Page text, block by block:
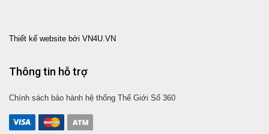
Thiết kế website bởi VN4U.VN
Thông tin hỗ trợ
Chính sách bảo hành hệ thống Thế Giới Số 360